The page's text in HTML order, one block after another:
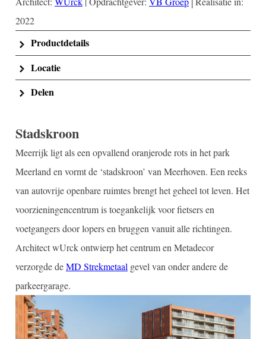
2022
Productdetails
Locatie
Delen
Stadskroon
Meerrijk ligt als een opvallend oranjerode rots in het park
Meerland en vormt de ‘stadskroon’ van Meerhoven. Een reeks
van autovrije openbare ruimtes brengt het geheel tot leven. Het
voorzieningencentrum is toegankelijk voor fietsers en
voetgangers door lopers en bruggen vanuit alle richtingen.
Architect wUrck ontwierp het centrum en Metadecor
verzorgde deMD Strekmetaalgevel van onder andere de
parkeergarage.